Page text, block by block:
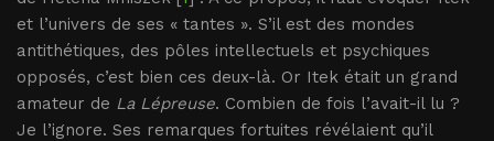
et l’univers de ses « tantes ». S’il est des mondes
antithétiques, des pôles intellectuels et psychiques
opposés, c’est bien ces deux-là. Or Itek était un grand
amateur de La Lépreuse. Combien de fois l’avait-il lu ?
Je l’ignore. Ses remarques fortuites révélaient qu’il